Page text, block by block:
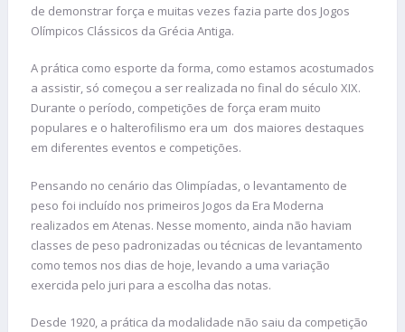
de demonstrar força e muitas vezes fazia parte dos Jogos
Olímpicos Clássicos da Grécia Antiga.
A prática como esporte da forma, como estamos acostumados
a assistir, só começou a ser realizada no final do século XIX.
Durante o período, competições de força eram muito
populares e o halterofilismo era um dos maiores destaques
em diferentes eventos e competições.
Pensando no cenário das Olimpíadas, o levantamento de
peso foi incluído nos primeiros Jogos da Era Moderna
realizados em Atenas. Nesse momento, ainda não haviam
classes de peso padronizadas ou técnicas de levantamento
como temos nos dias de hoje, levando a uma variação
exercida pelo juri para a escolha das notas.
Desde 1920, a prática da modalidade não saiu da competição